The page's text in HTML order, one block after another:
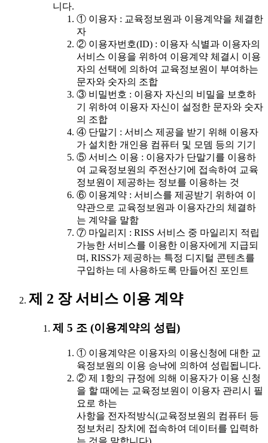
니다.
① 이용자 : 교육정보원과 이용계약을 체결한
자
② 이용자번호(ID) : 이용자 식별과 이용자의
서비스 이용을 위하여 이용계약 체결시 이용
자의 선택에 의하여 교육정보원이 부여하는
문자와 숫자의 조합
③ 비밀번호 : 이용자 자신의 비밀을 보호하
기 위하여 이용자 자신이 설정한 문자와 숫자
의 조합
④ 단말기 : 서비스 제공을 받기 위해 이용자
가 설치한 개인용 컴퓨터 및 모뎀 등의 기기
⑤ 서비스 이용 : 이용자가 단말기를 이용하
여 교육정보원의 주전산기에 접속하여 교육
정보원이 제공하는 정보를 이용하는 것
⑥ 이용계약 : 서비스를 제공받기 위하여 이
약관으로 교육정보원과 이용자간의 체결하
는 계약을 말함
⑦ 마일리지 : RISS 서비스 중 마일리지 적립
가능한 서비스를 이용한 이용자에게 지급되
며, RISS가 제공하는 특정 디지털 콘텐츠를
구입하는 데 사용하도록 만들어진 포인트
제 2 장 서비스 이용 계약
제 5 조 (이용계약의 성립)
① 이용계약은 이용자의 이용신청에 대한 교
육정보원의 이용 승낙에 의하여 성립됩니다.
② 제 1항의 규정에 의해 이용자가 이용 신청
을 할 때에는 교육정보원이 이용자 관리시 필
요로 하는
사항을 전자적방식(교육정보원의 컴퓨터 등
정보처리 장치에 접속하여 데이터를 입력하
는 것을 말합니다)